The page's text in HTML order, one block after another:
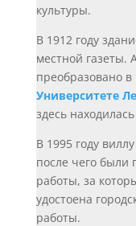
культуры.
В 1912 году
местной газеты.
преобразовано
Университете
здесь
В 1995 году
после чего были
работы, за
удостоена
работы.